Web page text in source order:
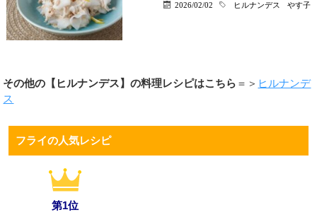
2026/02/02 ヒルナンデス やす子
その他の【ヒルナンデス】の料理レシピはこちら ＝＞ ヒルナンデ
ス
フライの人気レシピ
第1位